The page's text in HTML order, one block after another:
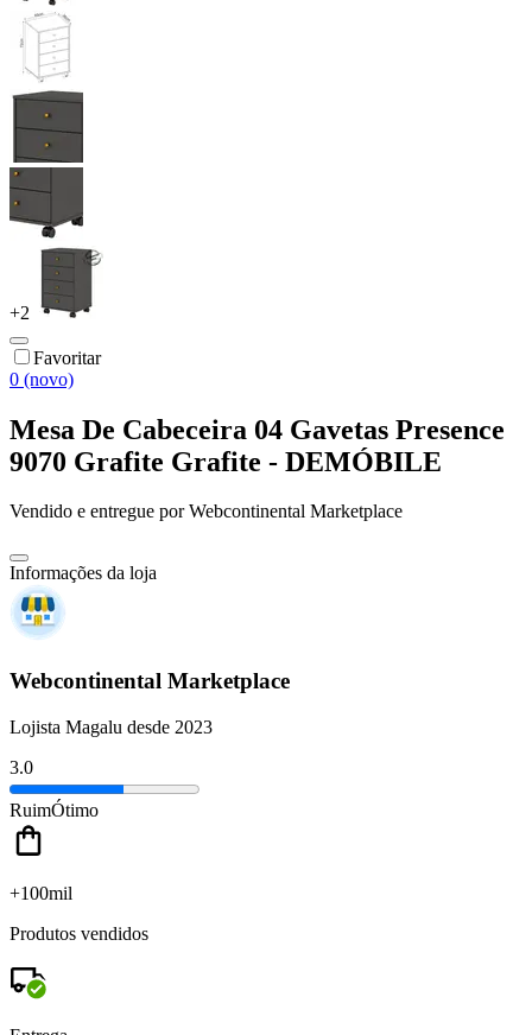
+2
Favoritar
0 (novo)
Mesa De Cabeceira 04 Gavetas Presence
9070 Grafite Grafite - DEMÓBILE
Vendido e entregue por Webcontinental Marketplace
Informações da loja
Webcontinental Marketplace
Lojista Magalu desde 2023
3.0
RuimÓtimo
+100mil
Produtos vendidos